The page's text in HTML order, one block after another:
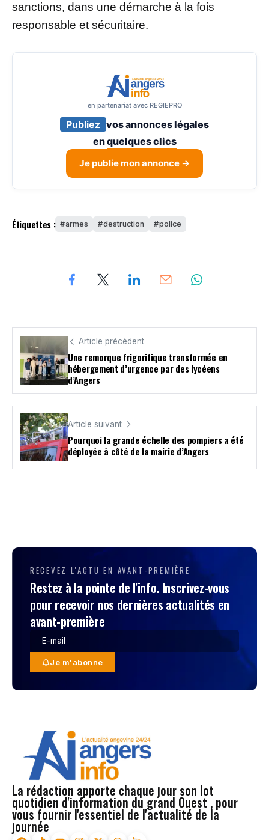
sanctions, dans une démarche à la fois
responsable et sécuritaire.
en partenariat avec REGIEPRO
Publiez vos annonces légales
enquelques clics
Je publie mon annonce →
Étiquettes : armes destruction police
Article précédent
Une remorque frigorifique transformée en
hébergement d’urgence par des lycéens
d’Angers
Article suivant
Pourquoi la grande échelle des pompiers a été
déployée à côté de la mairie d’Angers
RECEVEZ L'ACTU EN AVANT-PREMIÈRE
Restez à la pointe de l'info. Inscrivez-vous
pour recevoir nos dernières actualités en
avant-première
Je m'abonne
La rédaction apporte chaque jour son lot
quotidien d'information du grand Ouest , pour
vous fournir l'essentiel de l'actualité de la
journée